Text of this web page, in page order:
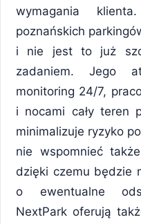
wymagania
poznańskich
i nie jest to już
zadaniem. Jego
monitoring 24/7,
i nocami cały teren
minimalizuje ryzyko
nie wspomnieć
dzięki czemu będzie
o ewentualne
NextPark oferują